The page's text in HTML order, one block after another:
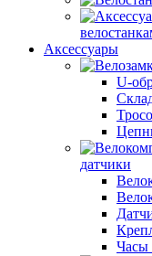
Аксессуары
U-
датчики
Часы